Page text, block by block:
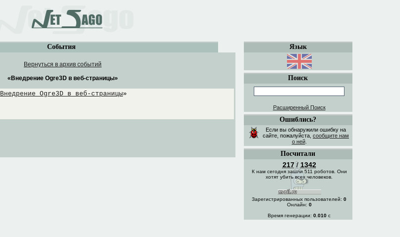
События
Вернуться в архив событий
«Внедрение Ogre3D в веб-страницы»
Внедрение Ogre3D в веб-страницы»
Язык
Поиск
Расширенный Поиск
Ошиблись?
Если вы обнаружили ошибку на
сайте, пожалуйста, сообщите нам
о ней.
Посчитали
217/ 1342
К нам сегодня зашли 511 роботов. Они
хотят убить всех человеков.
Зарегистрированных пользователей: 0
Онлайн: 0
Время генерации: 0.010 с